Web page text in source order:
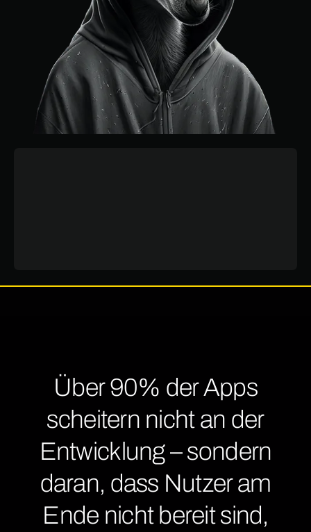
Jetzt Date buchen
Unsere Projekte
Über 90% der Apps
scheitern nicht an der
Entwicklung – sondern
daran, dass Nutzer am
Ende nicht bereit sind,